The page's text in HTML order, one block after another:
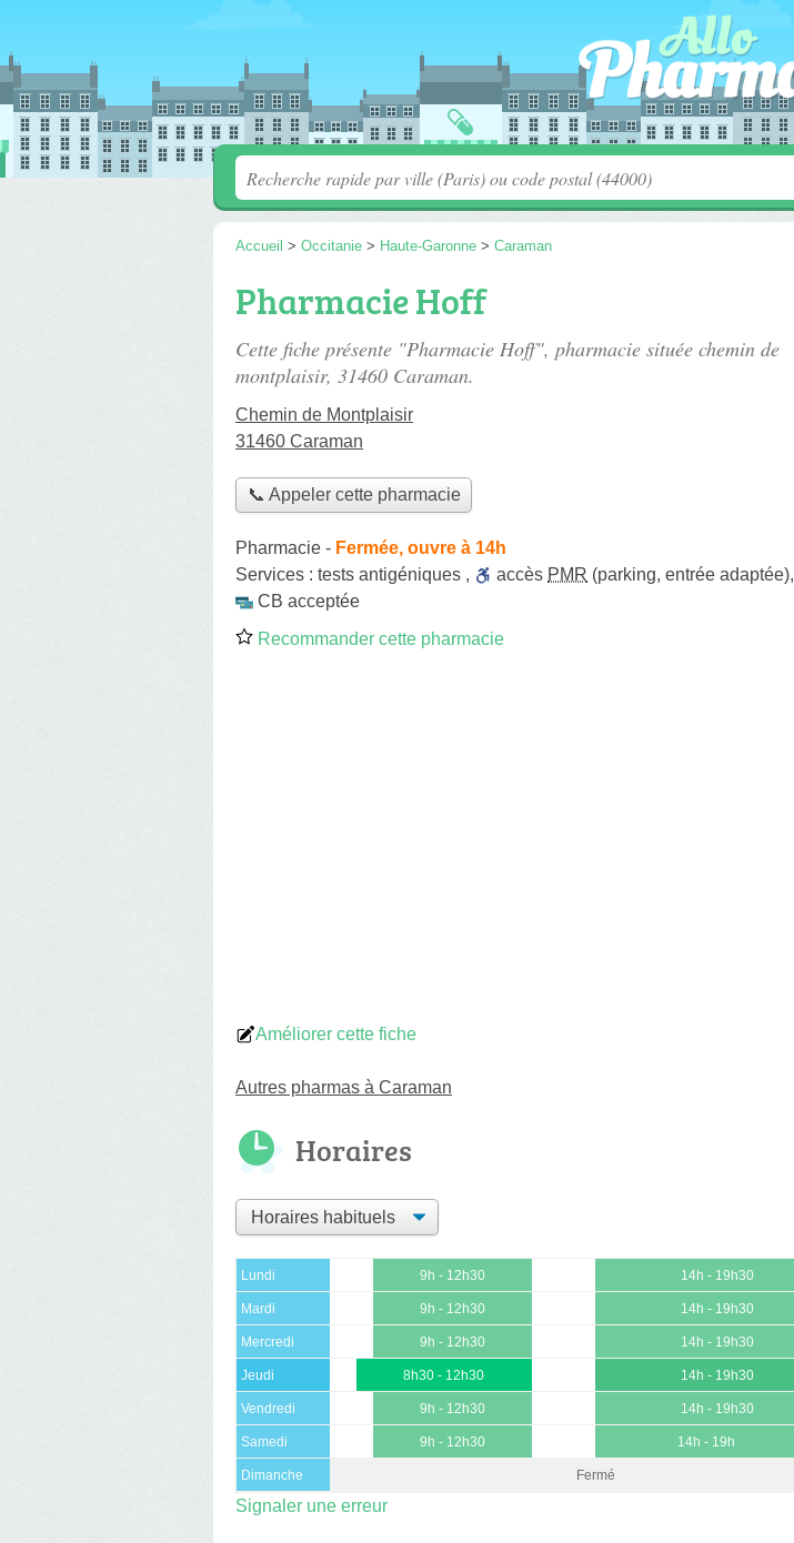
Accueil > Occitanie > Haute-Garonne > Caraman
Pharmacie Hoff
Cette fiche présente "Pharmacie Hoff", pharmacie située chemin de
montplaisir, 31460 Caraman.
Chemin de Montplaisir
31460 Caraman
📞 Appeler cette pharmacie
Pharmacie - Fermée, ouvre à 14h
Services : tests antigéniques , accès PMR (parking, entrée adaptée),
CB acceptée
Recommander cette pharmacie
Améliorer cette fiche
Autres pharmas à Caraman
Horaires
Lundi 9h - 12h30 14h - 19h30
Mardi 9h - 12h30 14h - 19h30
Mercredi 9h - 12h30 14h - 19h30
Jeudi 8h30 - 12h30 14h - 19h30
Vendredi 9h - 12h30 14h - 19h30
Samedi 9h - 12h30 14h - 19h
Dimanche Fermé
Signaler une erreur